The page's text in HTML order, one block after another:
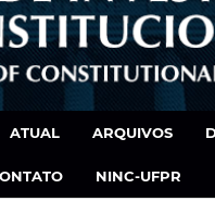
ATUAL ARQUIVOS
NINC-UFPR